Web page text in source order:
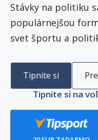
Stávky na politiku
populárnejšou
svet športu a
Tipnite si
Tipnite si na